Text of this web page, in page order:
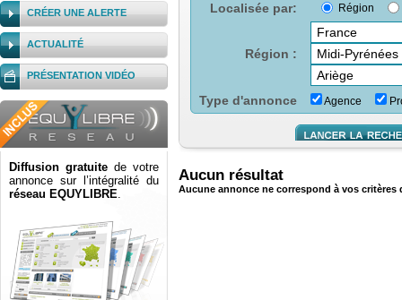
CRÉER UNE ALERTE
ACTUALITÉ
PRÉSENTATION VIDÉO
Diffusion gratuite de votre
annonce sur l’intégralité du
réseau EQUYLIBRE.
Localisée par:
Région
Région :
Type d'annonce Agence
Aucun résultat
Aucune annonce ne correspond à vos critères